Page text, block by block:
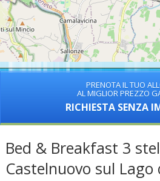
PRENOTA IL TUO
AL MIGLIOR PREZZO
RICHIESTA SENZA
Bed & Breakfast 3
Castelnuovo sul Lago